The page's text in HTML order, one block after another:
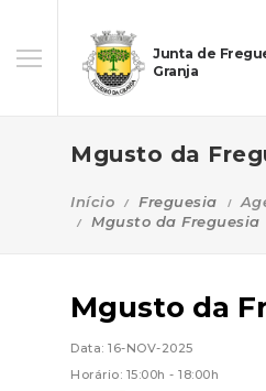
Junta de
Granja
Mgusto da
Início Freguesia
Mgusto da Freguesia
Mgusto da
Data: 16-NOV-2025
Horário: 15:00h - 18:00h